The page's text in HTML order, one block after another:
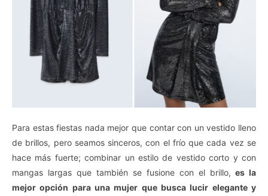
Para estas fiestas nada mejor que contar con un vestido lleno
de brillos, pero seamos sinceros, con el frío que cada vez se
hace más fuerte; combinar un estilo de vestido corto y con
mangas largas que también se fusione con el brillo, es la
mejor opción para una mujer que busca lucir elegante y